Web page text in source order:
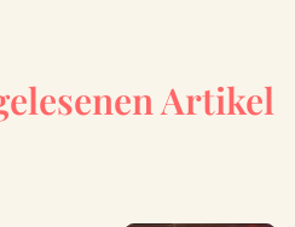
Artikel